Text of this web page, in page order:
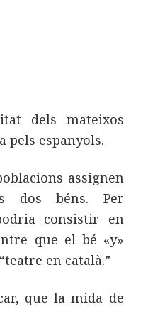
dels mateixos
pels espanyols.
assignen
dos béns. Per
consistir en
que el bé «y»
en català.”
que la mida de